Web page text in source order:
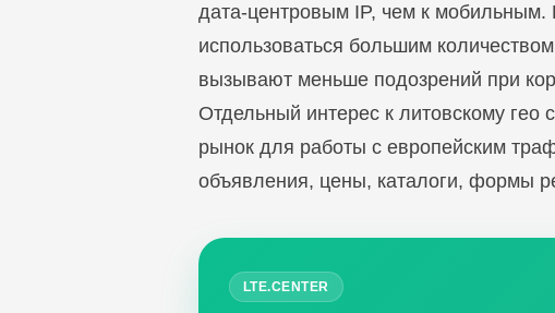
дата-центровым IP, чем к мобильным.
использоваться большим
вызывают меньше подозрений при
Отдельный интерес к литовскому
рынок для работы с европейским
объявления, цены, каталоги, формы
LTE.CENTER